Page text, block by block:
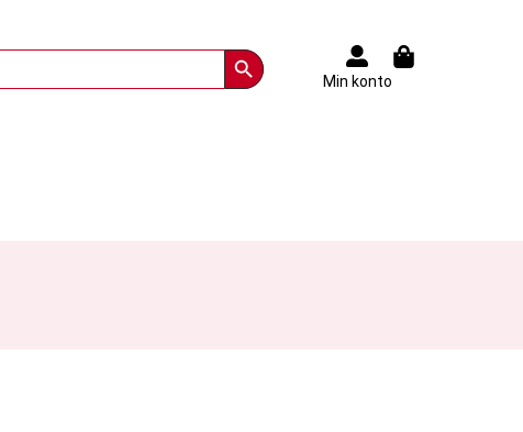
Search Button
Min konto